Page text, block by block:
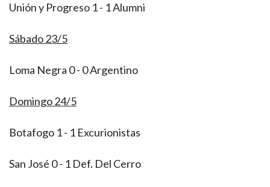
Unión y Progreso 1 - 1 Alumni
Sábado 23/5
Loma Negra 0 - 0 Argentino
Domingo 24/5
Botafogo 1 - 1 Excurionistas
San José 0 - 1 Def. Del Cerro